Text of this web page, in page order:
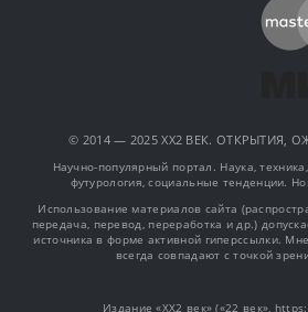
© 2014 — 2025 XX2 ВЕК. ОТКРЫТИЯ,
Научно-популярный портал. Наука,
футурология, социальные тенденции.
Использование материалов сайта
передача, перевод, переработка и др.)
источника в форме активной гиперссылки.
всегда совпадают с точкой
Издание «XX2 век» («22 век»,